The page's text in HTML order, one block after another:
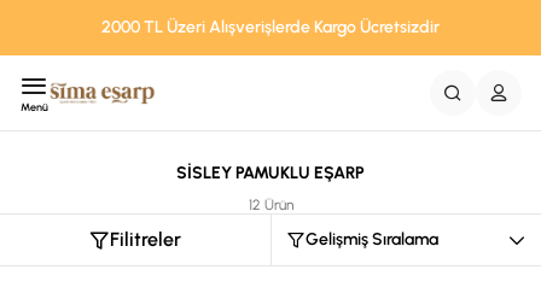
2000 TL Üzeri Alışverişlerde Kargo Ücretsizdir
Menü
SİSLEY PAMUKLU EŞARP
12 Ürün
Filitreler